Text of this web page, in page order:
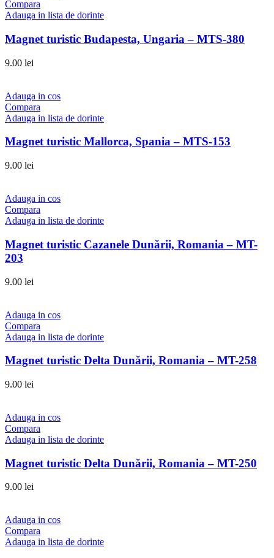
Compara
Adauga in lista de dorinte
Magnet turistic Budapesta, Ungaria – MTS-380
9.00 lei
Adauga in cos
Compara
Adauga in lista de dorinte
Magnet turistic Mallorca, Spania – MTS-153
9.00 lei
Adauga in cos
Compara
Adauga in lista de dorinte
Magnet turistic Cazanele Dunării, Romania – MT-
203
9.00 lei
Adauga in cos
Compara
Adauga in lista de dorinte
Magnet turistic Delta Dunării, Romania – MT-258
9.00 lei
Adauga in cos
Compara
Adauga in lista de dorinte
Magnet turistic Delta Dunării, Romania – MT-250
9.00 lei
Adauga in cos
Compara
Adauga in lista de dorinte